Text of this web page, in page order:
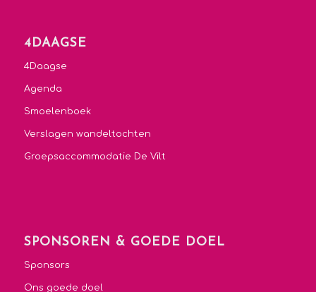
4DAAGSE
4Daagse
Agenda
Smoelenboek
Verslagen wandeltochten
Groepsaccommodatie De Vilt
SPONSOREN & GOEDE DOEL
Sponsors
Ons goede doel